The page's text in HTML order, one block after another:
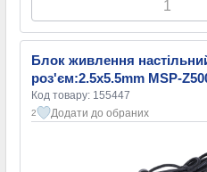
Блок живлення
роз'єм:2.5x5.5mm MSP-
Код товару: 155447
2 Додати до обраних